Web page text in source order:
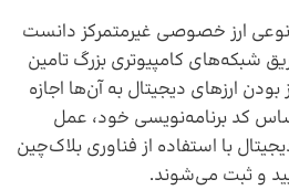
نوعی ارز خصوصی غیرمتمرکز دانست
شبکه‌های کامپیوتری بزرگ تامین
ارزهای دیجیتال به آن‌ها اجازه
کد برنامه‌نویسی خود، عمل
با استفاده از فناوری بلاک‌چین
و ثبت می‌شوند.